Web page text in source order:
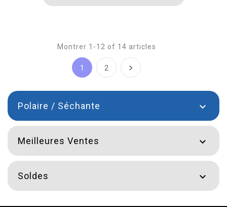
Montrer 1-12 of 14 articles
1 2 
Polaire / Séchante 
Meilleures Ventes 
Soldes 